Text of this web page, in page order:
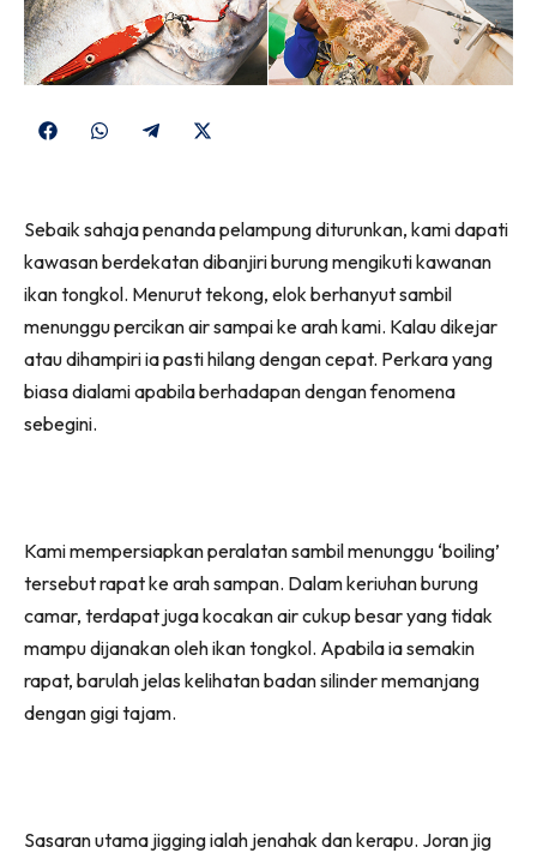
Share
Share
Share
(Twitter)
Sebaik sahaja penanda pelampung diturunkan, kami dapati
kawasan berdekatan dibanjiri burung mengikuti kawanan
ikan tongkol. Menurut tekong, elok berhanyut sambil
menunggu percikan air sampai ke arah kami. Kalau dikejar
atau dihampiri ia pasti hilang dengan cepat. Perkara yang
biasa dialami apabila berhadapan dengan fenomena
sebegini.
Kami mempersiapkan peralatan sambil menunggu ‘boiling’
tersebut rapat ke arah sampan. Dalam keriuhan burung
camar, terdapat juga kocakan air cukup besar yang tidak
mampu dijanakan oleh ikan tongkol. Apabila ia semakin
rapat, barulah jelas kelihatan badan silinder memanjang
dengan gigi tajam.
Sasaran utama jigging ialah jenahak dan kerapu. Joran jig